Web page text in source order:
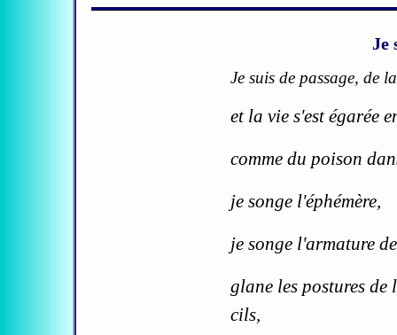
Je
Je suis de passage, de
et la vie s'est égarée
comme du poison
je songe l'éphémère,
je songe l'armature
glane les postures de
cils,